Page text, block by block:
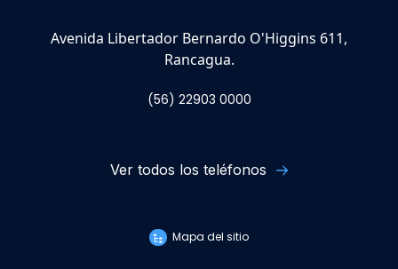
Avenida Libertador Bernardo O'Higgins 611,
Rancagua.
(56) 22903 0000
Ver todos los teléfonos
Mapa del sitio